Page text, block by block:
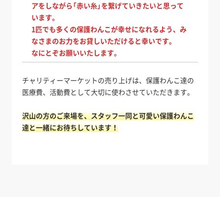
アをしながら「赤い糸」を繋げていきたいと思って
います。
1匹でも多くの保護わんこが幸せになれるよう、み
なさまのお力をお貸しいただけると幸いです。
なにとぞお願いいたします。
チャリティーマーケットの売り上げは、保護わんこ達の
医療費、活動費として大切に使わさせていただきます。
沢山の方のご来場を、スタッフ一同と可愛い保護わんこ
達と一緒にお待ちしています！